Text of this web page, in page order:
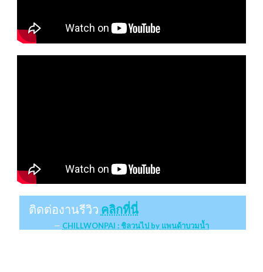
ติดต่องานรีวิว คลิกที่นี่
CHILLWONPAI : ชิลวนไป by แพนด้าบวมน้ำ